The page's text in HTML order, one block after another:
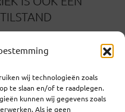
wij technologieën zoals
te slaan en/of te raadplegen.
kunnen wij gegevens zoals
Als je geen